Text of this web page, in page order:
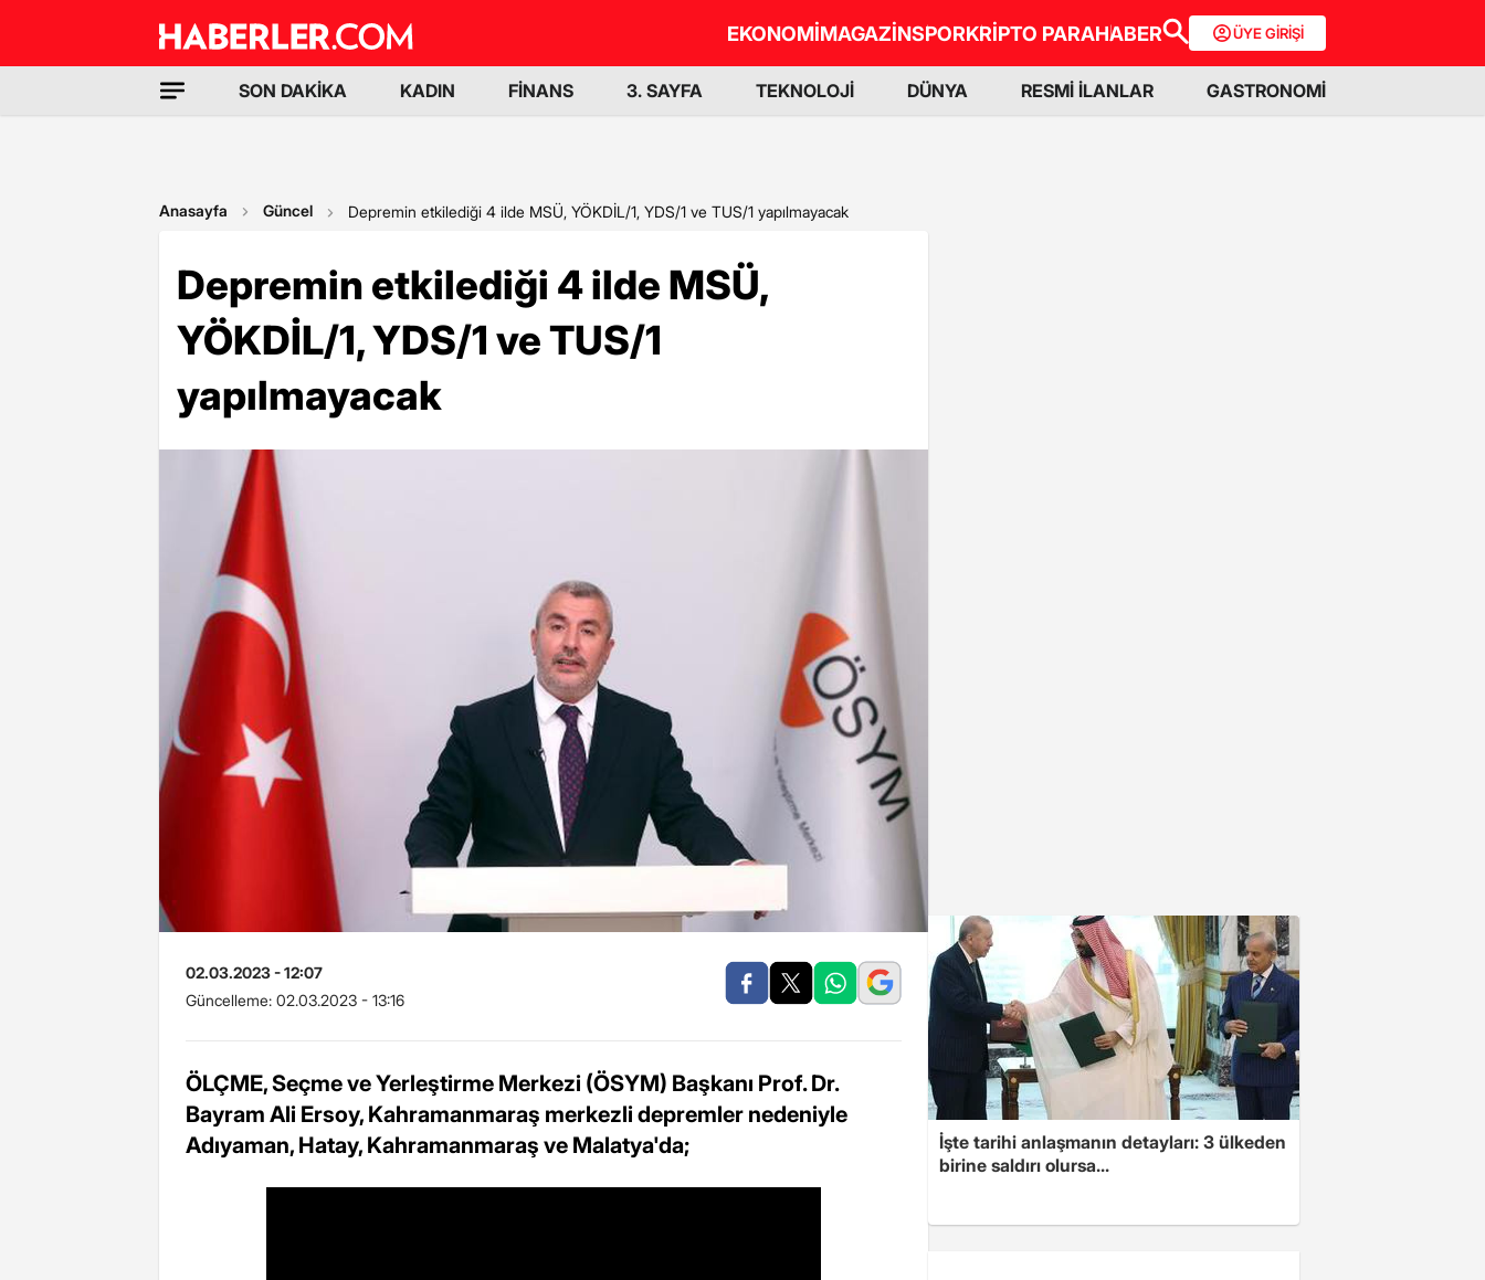
EKONOMİMAGAZİNSPORKRİPTO PARAHABER ÜYE GİRİŞİ
SON DAKİKA KADIN FİNANS 3. SAYFA TEKNOLOJİ DÜNYA RESMİ İLANLAR GASTRONOMİ
Anasayfa Güncel Depremin etkilediği 4 ilde MSÜ, YÖKDİL/1, YDS/1 ve TUS/1 yapılmayacak
Depremin etkilediği 4 ilde MSÜ,
YÖKDİL/1, YDS/1 ve TUS/1
yapılmayacak
02.03.2023 - 12:07
Güncelleme: 02.03.2023 - 13:16
ÖLÇME, Seçme ve Yerleştirme Merkezi (ÖSYM) Başkanı Prof. Dr.
Bayram Ali Ersoy, Kahramanmaraş merkezli depremler nedeniyle
Adıyaman, Hatay, Kahramanmaraş ve Malatya'da;
İşte tarihi anlaşmanın detayları: 3 ülkeden
birine saldırı olursa...